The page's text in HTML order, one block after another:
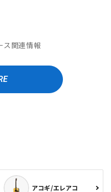
ス関連情報
アコギ/エレアコ